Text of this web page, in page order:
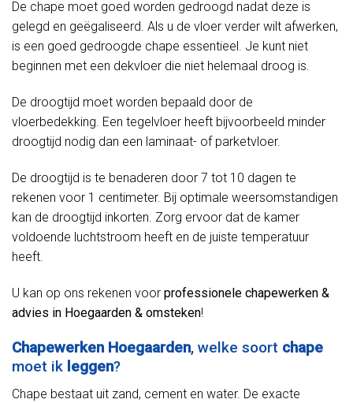
De chape moet goed worden gedroogd nadat deze is
gelegd en geëgaliseerd. Als u de vloer verder wilt afwerken,
is een goed gedroogde chape essentieel. Je kunt niet
beginnen met een dekvloer die niet helemaal droog is.
De droogtijd moet worden bepaald door de
vloerbedekking. Een tegelvloer heeft bijvoorbeeld minder
droogtijd nodig dan een laminaat- of parketvloer.
De droogtijd is te benaderen door 7 tot 10 dagen te
rekenen voor 1 centimeter. Bij optimale weersomstandigen
kan de droogtijd inkorten. Zorg ervoor dat de kamer
voldoende luchtstroom heeft en de juiste temperatuur
heeft.
U kan op ons rekenen voor professionele chapewerken &
advies in Hoegaarden & omsteken!
Chapewerken Hoegaarden, welke soort chape
moet ik leggen?
Chape bestaat uit zand, cement en water. De exacte